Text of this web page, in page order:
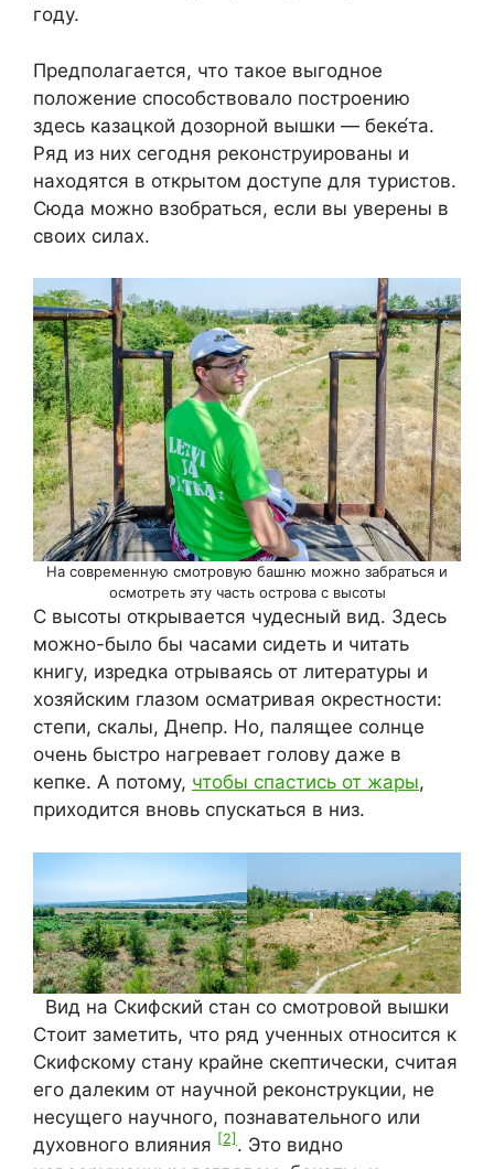
году.
Предполагается, что такое выгодное
положение способствовало построению
здесь казацкой дозорной вышки — беке́та.
Ряд из них сегодня реконструированы и
находятся в открытом доступе для туристов.
Сюда можно взобраться, если вы уверены в
своих силах.
На современную смотровую башню можно забраться и
осмотреть эту часть острова с высоты
С высоты открывается чудесный вид. Здесь
можно-было бы часами сидеть и читать
книгу, изредка отрываясь от литературы и
хозяйским глазом осматривая окрестности:
степи, скалы, Днепр. Но, палящее солнце
очень быстро нагревает голову даже в
кепке. А потому, чтобы спастись от жары,
приходится вновь спускаться в низ.
Вид на Скифский стан со смотровой вышки
Стоит заметить, что ряд ученных относится к
Скифскому стану крайне скептически, считая
его далеким от научной реконструкции, не
несущего научного, познавательного или
духовного влияния [2] . Это видно